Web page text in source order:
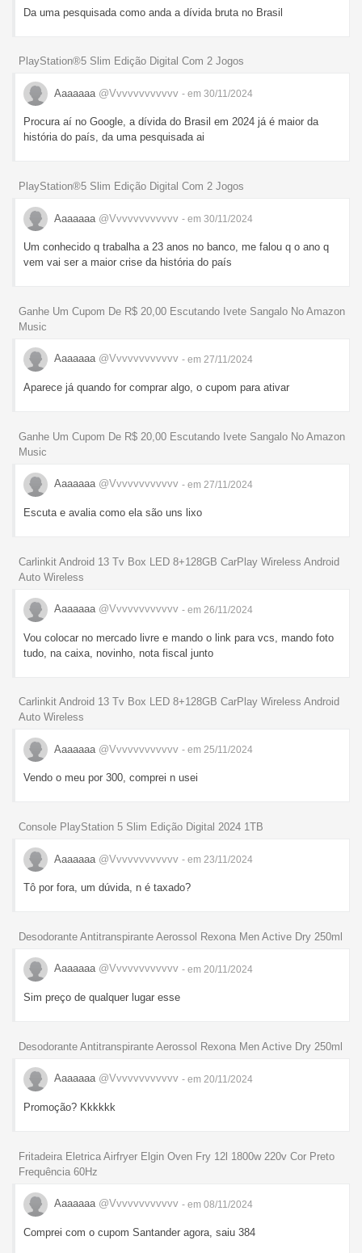
Da uma pesquisada como anda a dívida bruta no Brasil
PlayStation®5 Slim Edição Digital Com 2 Jogos
Aaaaaaa @Vvvvvvvvvvvv - em 30/11/2024
Procura aí no Google, a dívida do Brasil em 2024 já é maior da
história do país, da uma pesquisada ai
PlayStation®5 Slim Edição Digital Com 2 Jogos
Aaaaaaa @Vvvvvvvvvvvv - em 30/11/2024
Um conhecido q trabalha a 23 anos no banco, me falou q o ano q
vem vai ser a maior crise da história do país
Ganhe Um Cupom De R$ 20,00 Escutando Ivete Sangalo No Amazon
Music
Aaaaaaa @Vvvvvvvvvvvv - em 27/11/2024
Aparece já quando for comprar algo, o cupom para ativar
Ganhe Um Cupom De R$ 20,00 Escutando Ivete Sangalo No Amazon
Music
Aaaaaaa @Vvvvvvvvvvvv - em 27/11/2024
Escuta e avalia como ela são uns lixo
Carlinkit Android 13 Tv Box LED 8+128GB CarPlay Wireless Android
Auto Wireless
Aaaaaaa @Vvvvvvvvvvvv - em 26/11/2024
Vou colocar no mercado livre e mando o link para vcs, mando foto
tudo, na caixa, novinho, nota fiscal junto
Carlinkit Android 13 Tv Box LED 8+128GB CarPlay Wireless Android
Auto Wireless
Aaaaaaa @Vvvvvvvvvvvv - em 25/11/2024
Vendo o meu por 300, comprei n usei
Console PlayStation 5 Slim Edição Digital 2024 1TB
Aaaaaaa @Vvvvvvvvvvvv - em 23/11/2024
Tô por fora, um dúvida, n é taxado?
Desodorante Antitranspirante Aerossol Rexona Men Active Dry 250ml
Aaaaaaa @Vvvvvvvvvvvv - em 20/11/2024
Sim preço de qualquer lugar esse
Desodorante Antitranspirante Aerossol Rexona Men Active Dry 250ml
Aaaaaaa @Vvvvvvvvvvvv - em 20/11/2024
Promoção? Kkkkkk
Fritadeira Eletrica Airfryer Elgin Oven Fry 12l 1800w 220v Cor Preto
Frequência 60Hz
Aaaaaaa @Vvvvvvvvvvvv - em 08/11/2024
Comprei com o cupom Santander agora, saiu 384